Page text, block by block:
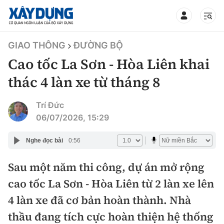
TIN BỘ XÂY DỰNG
CHUYÊN MỤC
Thời sự
Chính trị
Xã hội
Xây dựng
Chỉ đạo điều hành
Giao thông
GIAO THÔNG ĐƯỜNG BỘ
Cao tốc La Sơn - Hòa Liên khai
thác 4 làn xe từ tháng 8
Trí Đức
06/07/2026, 15:29
Nghe đọc bài 0:56
Sau một năm thi công, dự án mở rộng
cao tốc La Sơn - Hòa Liên từ 2 làn xe lên
4 làn xe đã cơ bản hoàn thành. Nhà
thầu đang tích cực hoàn thiện hệ thống